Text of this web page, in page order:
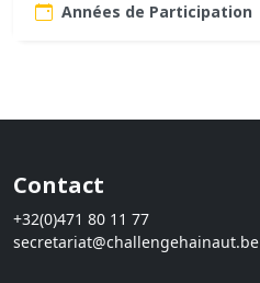
Années de Participation
Contact
+32(0)471 80 11 77
secretariat@challengehainaut.be